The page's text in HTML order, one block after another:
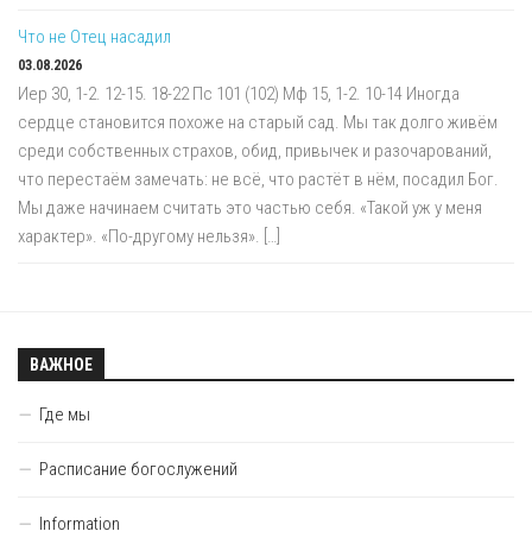
Что не Отец насадил
03.08.2026
Иер 30, 1-2. 12-15. 18-22 Пс 101 (102) Мф 15, 1-2. 10-14 Иногда
сердце становится похоже на старый сад. Мы так долго живём
среди собственных страхов, обид, привычек и разочарований,
что перестаём замечать: не всё, что растёт в нём, посадил Бог.
Мы даже начинаем считать это частью себя. «Такой уж у меня
характер». «По-другому нельзя». […]
ВАЖНОЕ
Где мы
Расписание богослужений
Information